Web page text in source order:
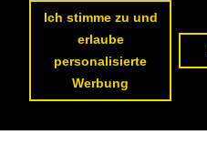
Ich stimme zu und
erlaube
personalisierte
Werbung